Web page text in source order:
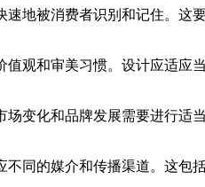
地被消费者识别和记住。这
观和审美习惯。设计应适应
变化和品牌发展需要进行适
同的媒介和传播渠道。这包